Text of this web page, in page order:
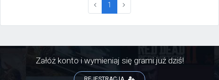
1 (current)
Załóż konto i wymieniaj się grami już dziś!